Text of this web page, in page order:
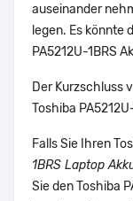
auseinander
legen. Es könnte
PA5212U-1BRS
Der Kurzschluss
Toshiba
Falls Sie Ihren
1BRS Laptop
Sie den Toshiba